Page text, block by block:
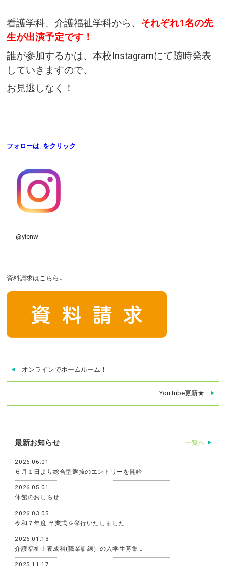
看護学科、介護福祉学科から、 それぞれ1名の先
生が出演予定です！
誰が参加するかは、本校Instagramにて随時発表
していきますので、
お見逃しなく！
フォローは↓をクリック
@yicnw
資料請求はこちら↓
オンラインでホームルーム！
YouTube更新★
最新お知らせ 一覧へ
2026.06.01
６月１日より総合型選抜のエントリーを開始
2026.05.01
休館のおしらせ
2026.03.05
令和７年度 卒業式を挙行いたしました
2026.01.13
介護福祉士養成科(職業訓練）の入学生募集…
2025.11.17